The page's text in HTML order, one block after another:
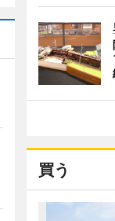
買う